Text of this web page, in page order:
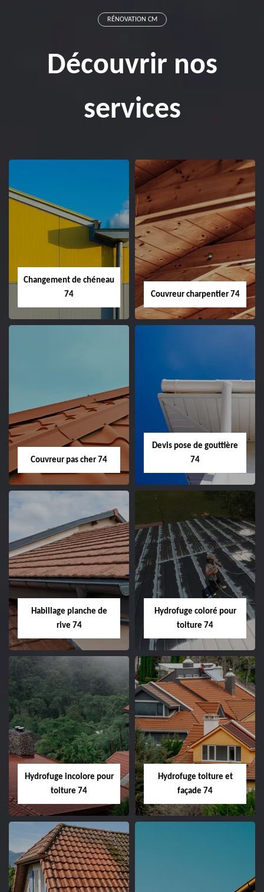
RÉNOVATION CM
Découvrir nos
services
Changement de chéneau
74
Couvreur charpentier 74
Couvreur pas cher 74
Devis pose de gouttière
74
Habillage planche de
rive 74
Hydrofuge coloré pour
toiture 74
Hydrofuge incolore pour
toiture 74
Hydrofuge toiture et
façade 74